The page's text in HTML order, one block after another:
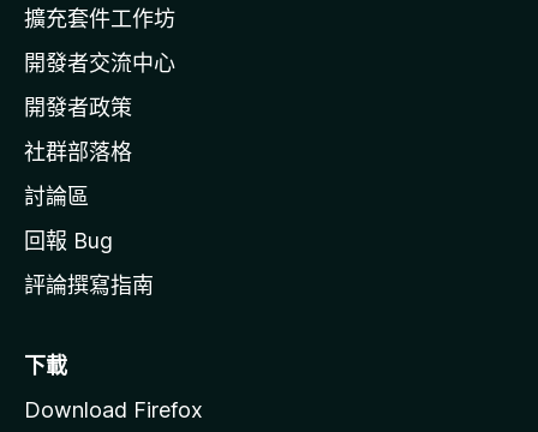
a
官
網
擴充套件工作坊
開發者交流中心
開發者政策
社群部落格
討論區
回報 Bug
評論撰寫指南
下載
Download Firefox